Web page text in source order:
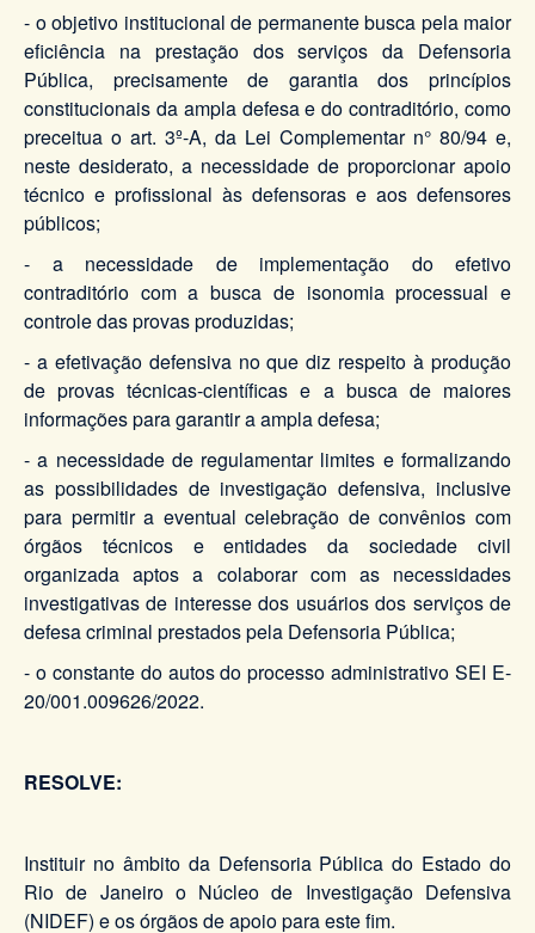
- o objetivo institucional de permanente busca pela maior
eficiência na prestação dos serviços da Defensoria
Pública, precisamente de garantia dos princípios
constitucionais da ampla defesa e do contraditório, como
preceitua o art. 3º-A, da Lei Complementar n° 80/94 e,
neste desiderato, a necessidade de proporcionar apoio
técnico e profissional às defensoras e aos defensores
públicos;
- a necessidade de implementação do efetivo
contraditório com a busca de isonomia processual e
controle das provas produzidas;
- a efetivação defensiva no que diz respeito à produção
de provas técnicas-científicas e a busca de maiores
informações para garantir a ampla defesa;
- a necessidade de regulamentar limites e formalizando
as possibilidades de investigação defensiva, inclusive
para permitir a eventual celebração de convênios com
órgãos técnicos e entidades da sociedade civil
organizada aptos a colaborar com as necessidades
investigativas de interesse dos usuários dos serviços de
defesa criminal prestados pela Defensoria Pública;
- o constante do autos do processo administrativo SEI E-
20/001.009626/2022.
RESOLVE:
Instituir no âmbito da Defensoria Pública do Estado do
Rio de Janeiro o Núcleo de Investigação Defensiva
(NIDEF) e os órgãos de apoio para este fim.